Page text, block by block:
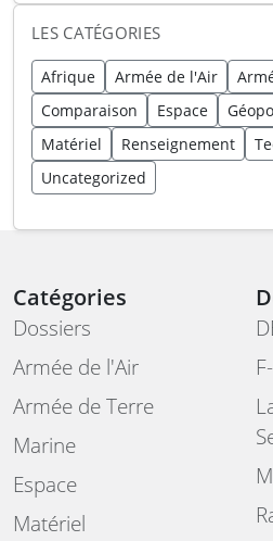
LES CATÉGORIES
Afrique Armée de l'Air
Comparaison
Espace
Matériel
Renseignement
Uncategorized
Catégories
Dossiers
Armée de l'Air
Armée de Terre
Marine
Espace
Matériel